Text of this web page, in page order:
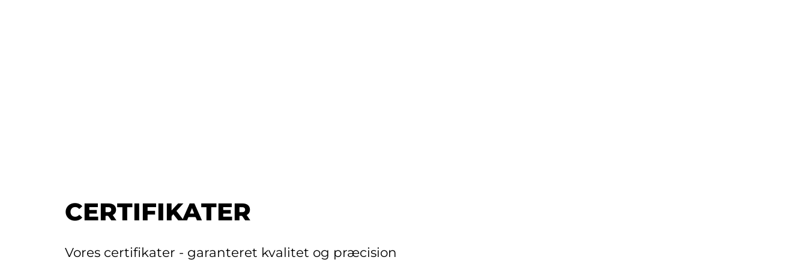
CERTIFIKATER
Vores certifikater - garanteret kvalitet og præcision